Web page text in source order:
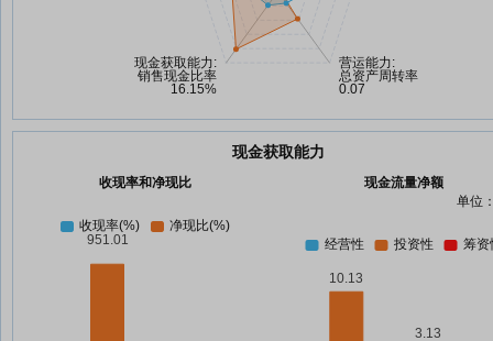
现金获取能力
收现率和净现比
现金流量净额
单位